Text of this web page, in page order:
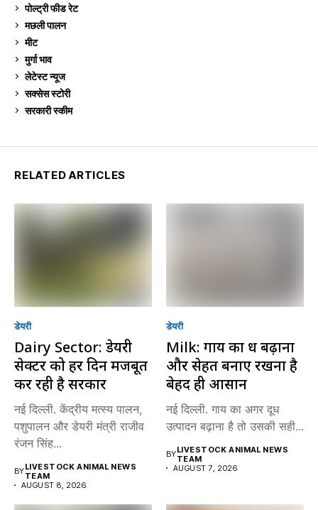
पोल्ट्री फीड रेट
मछली पालन
मीट
मुर्गा भाव
लेटेस्ट न्यूज
सक्सेस स्टो‍री
सरकारी स्की‍म
RELATED ARTICLES
डेयरी
Dairy Sector: डेयरी
सेक्टर को हर दिन मजबूत
कर रही है सरकार
नई दिल्ली. केंद्रीय मत्स्य पालन,
पशुपालन और डेयरी मंत्री राजीव
रंजन सिंह...
BYLIVESTOCK ANIMAL NEWS
TEAM
AUGUST 8, 2026
डेयरी
Milk: गाय का दूध बढ़ाना
और सेहत बनाए रखना है
बेहद ही आसान
नई दिल्ली. गाय का अगर दूध
उत्पादन बढ़ाना है तो उसकी सही...
BYLIVESTOCK ANIMAL NEWS
TEAM
AUGUST 7, 2026